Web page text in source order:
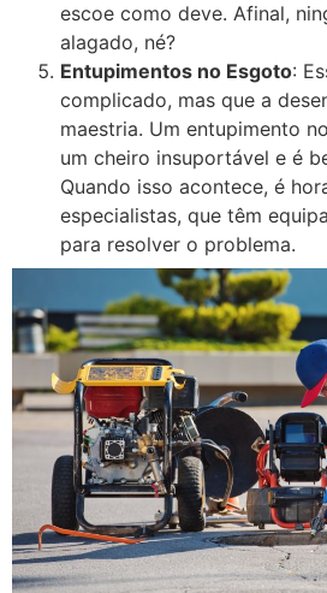
escoe como deve. Afinal,
alagado, né?
Entupimentos no Esgoto:
complicado, mas que a
maestria. Um entupimento
um cheiro insuportável e é
Quando isso acontece, é
especialistas, que têm
para resolver o problema.